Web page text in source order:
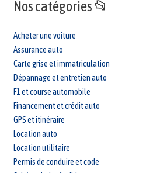
Nos catégories 📂
Acheter une voiture
Assurance auto
Carte grise et immatriculation
Dépannage et entretien auto
F1 et course automobile
Financement et crédit auto
GPS et itinéraire
Location auto
Location utilitaire
Permis de conduire et code